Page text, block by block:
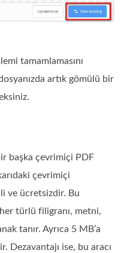
tamamlamasını
artık gömülü bir
başka çevrimiçi PDF
çevrimiçi
ve ücretsizdir. Bu
türlü filigranı, metni,
tanır. Ayrıca 5 MB’a
Dezavantajı ise, bu aracı